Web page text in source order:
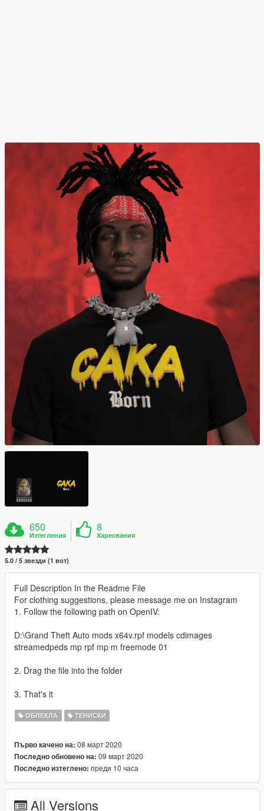
650
Изтегления
8
Харесвания
5.0 / 5 звезди (1 вот)
Full Description In the Readme File
For clothing suggestions, please message me on Instagram
1. Follow the following path on OpenIV:
D:\Grand Theft Auto mods x64v.rpf models cdimages
streamedpeds mp rpf mp m freemode 01
2. Drag the file into the folder
3. That's it
ОБЛЕКЛА ТЕНИСКИ
Първо качено на: 08 март 2020
Последно обновено на: 09 март 2020
Последно изтеглено: преди 10 часа
All Versions